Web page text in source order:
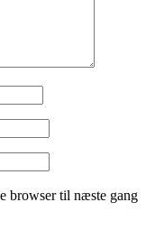
browser til næste gang